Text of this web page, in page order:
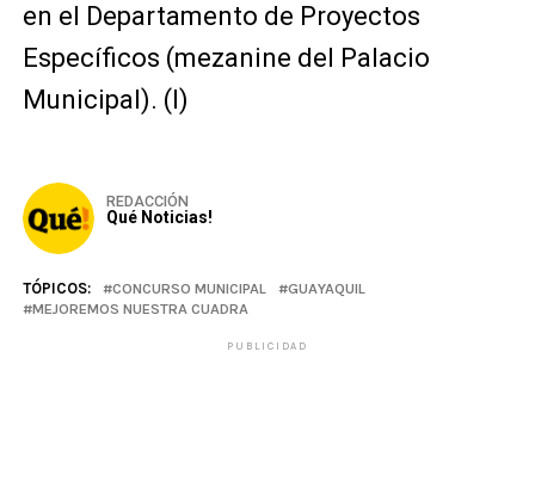
en el Departamento de Proyectos
Específicos (mezanine del Palacio
Municipal). (I)
REDACCIÓN
Qué Noticias!
TÓPICOS: CONCURSO MUNICIPAL
GUAYAQUIL
MEJOREMOS NUESTRA CUADRA
PUBLICIDAD